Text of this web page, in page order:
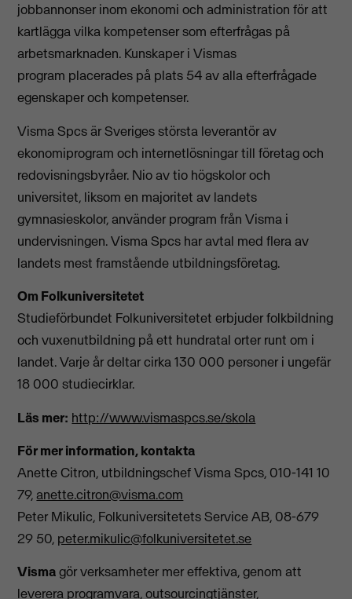
jobbannonser inom ekonomi och administration för att
kartlägga vilka kompetenser som efterfrågas på
arbetsmarknaden. Kunskaper i Vismas
program placerades på plats 54 av alla efterfrågade
egenskaper och kompetenser.
Visma Spcs är Sveriges största leverantör av
ekonomiprogram och internetlösningar till företag och
redovisningsbyråer. Nio av tio högskolor och
universitet, liksom en majoritet av landets
gymnasieskolor, använder program från Visma i
undervisningen. Visma Spcs har avtal med flera av
landets mest framstående utbildningsföretag.
Om Folkuniversitetet
Studieförbundet Folkuniversitetet erbjuder folkbildning
och vuxenutbildning på ett hundratal orter runt om i
landet. Varje år deltar cirka 130 000 personer i ungefär
18 000 studiecirklar.
Läs mer: http://www.vismaspcs.se/skola
För mer information, kontakta
Anette Citron, utbildningschef Visma Spcs, 010-141 10
79,anette.citron@visma.com
Peter Mikulic, Folkuniversitetets Service AB, 08-679
29 50, peter.mikulic@folkuniversitetet.se
Vismagör verksamheter mer effektiva, genom att
leverera programvara, outsourcingtjänster,